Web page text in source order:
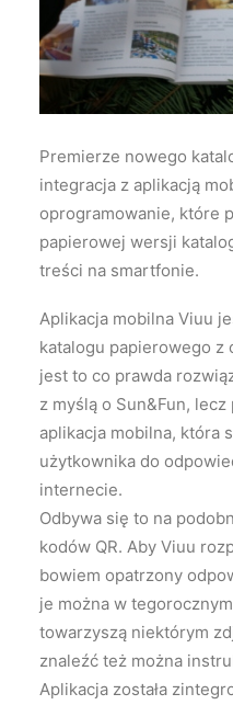
Wyszukiwanie
Premierze nowego
integracja z aplikacją
oprogramowanie, które
papierowej wersji
treści na smartfonie.
Aplikacja mobilna Viuu
katalogu papierowego z
jest to co prawda
z myślą o Sun&Fun,
aplikacja mobilna, która
użytkownika do
internecie.
Odbywa się to na
kodów QR. Aby Viuu
bowiem opatrzony
je można w
towarzyszą niektórym
znaleźć też można
Aplikacja została